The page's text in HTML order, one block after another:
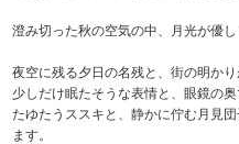
ラブライブ！虹ヶ咲学園スクールア
ラブライブ！スーパースター!!
澄み切った秋の空気の中、月光が優
夜空に残る夕日の名残と、街の明か
少しだけ眠たそうな表情と、眼鏡の奥
たゆたうススキと、静かに佇む月見
ます。